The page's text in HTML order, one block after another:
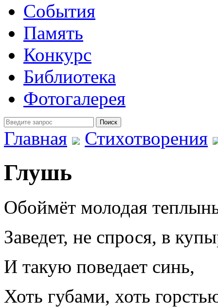
События
Память
Конкурс
Библиотека
Фотогалерея
Главная
Стихотворения
Глушь
Обоймёт молодая
Заведет, не спрося, в
И такую поведает синь,
Хоть губами, хоть